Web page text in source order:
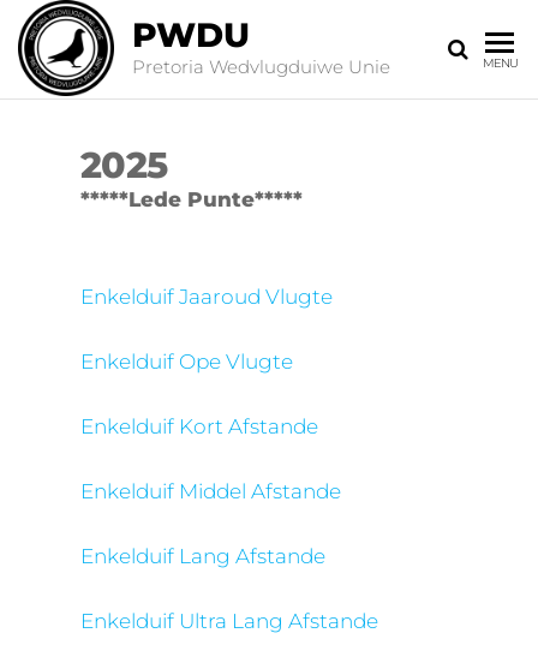
PWDU
Pretoria Wedvlugduiwe Unie MENU
2025
*****Lede Punte*****
Enkelduif Jaaroud Vlugte
Enkelduif Ope Vlugte
Enkelduif Kort Afstande
Enkelduif Middel Afstande
Enkelduif Lang Afstande
Enkelduif Ultra Lang Afstande